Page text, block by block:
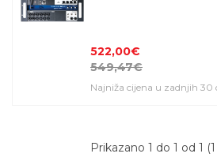
522,00€
549,47€
Najniža cijena u zadnjih
Prikazano 1 do 1 od 1